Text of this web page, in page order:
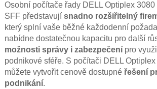
Osobní počítače řady DELL Optiplex 3080
SFF představují snadno rozšiřitelný
který splní vaše běžné každodenní
nabídne dostatečnou kapacitu pro další
možnosti správy i zabezpečení pro
podnikové sféře. S počítači DELL
můžete vytvořit cenově dostupné řešení
podnikání.